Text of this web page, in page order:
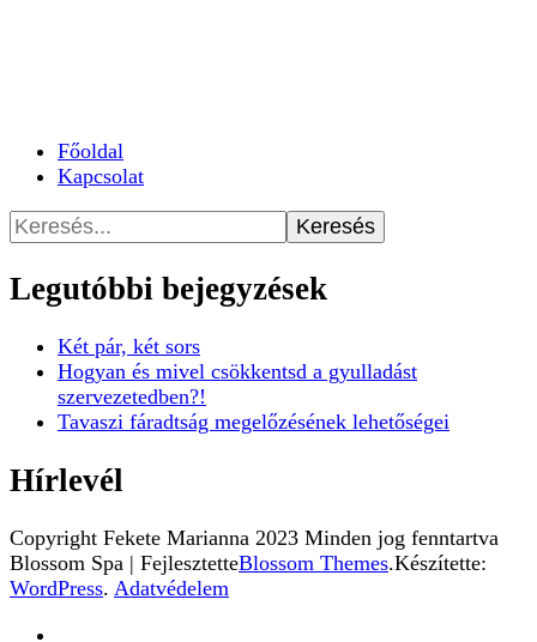
Főoldal
Kapcsolat
Keresés:
Legutóbbi bejegyzések
Két pár, két sors
Hogyan és mivel csökkentsd a gyulladást
szervezetedben?!
Tavaszi fáradtság megelőzésének lehetőségei
Hírlevél
Copyright Fekete Marianna 2023 Minden jog fenntartva
Blossom Spa | FejlesztetteBlossom Themes.Készítette:
WordPress. Adatvédelem